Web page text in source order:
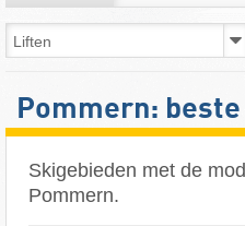
Pommern:
Skigebieden met de
Pommern.